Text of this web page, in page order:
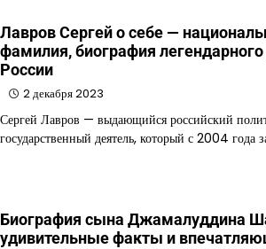
Лавров Сергей о себе —
фамилия, биография
России
2 декабря 2023
Сергей Лавров — выдающийся российский
государственный деятель, который с 2004 года
Биография сына Джамалуддина
удивительные факты и